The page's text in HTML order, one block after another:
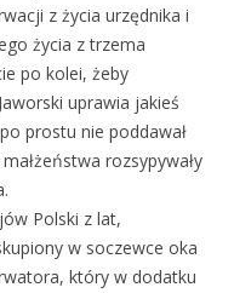
z życia urzędnika i
życia z trzema
po kolei, żeby
uprawia jakieś
prostu nie poddawał
rozsypywały
Polski z lat,
w soczewce oka
który w dodatku